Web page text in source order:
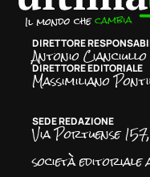
DIRETTORE
Antonio Cianciullo
DIRETTORE EDITORIALE
Massimiliano
SEDE REDAZIONE
Via Portuense
società editoriale